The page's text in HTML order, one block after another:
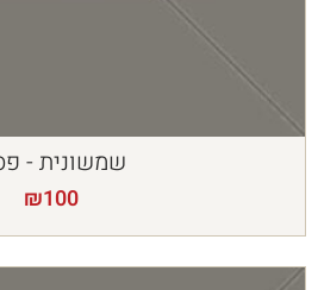
שמשונית -
₪100